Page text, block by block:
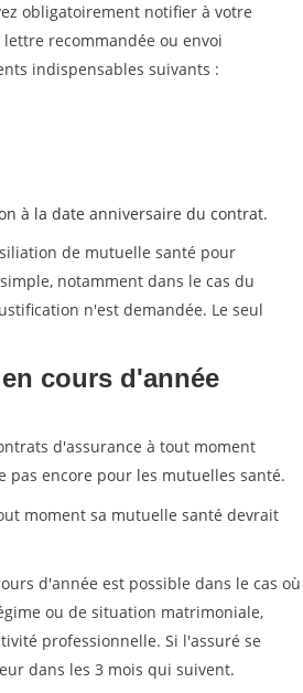
obligatoirement notifier à votre
recommandée ou envoi
indispensables suivants :
à la date anniversaire du contrat.
de mutuelle santé pour
notamment dans le cas du
n'est demandée. Le seul
cours d'année
d'assurance à tout moment
pas encore pour les mutuelles santé.
moment sa mutuelle santé devrait
d'année est possible dans le cas où
ou de situation matrimoniale,
professionnelle. Si l'assuré se
dans les 3 mois qui suivent.